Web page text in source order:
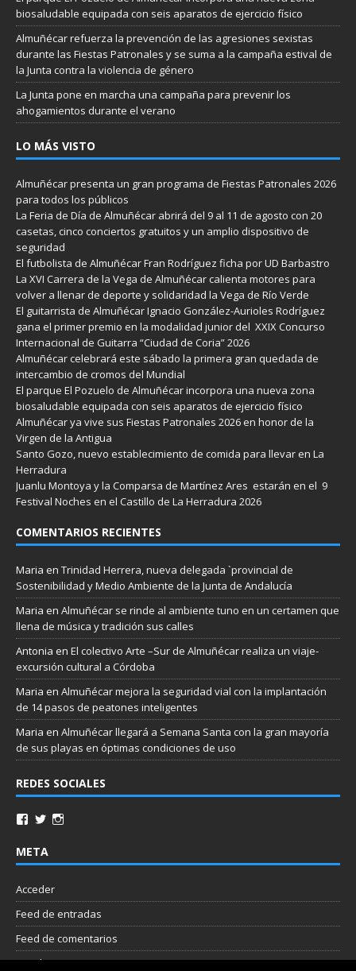
biosaludable equipada con seis aparatos de ejercicio físico
Almuñécar refuerza la prevención de las agresiones sexistas
durante las Fiestas Patronales y se suma a la campaña estival de
la Junta contra la violencia de género
La Junta pone en marcha una campaña para prevenir los
ahogamientos durante el verano
LO MÁS VISTO
Almuñécar presenta un gran programa de Fiestas Patronales 2026
para todos los públicos
La Feria de Día de Almuñécar abrirá del 9 al 11 de agosto con 20
casetas, cinco conciertos gratuitos y un amplio dispositivo de
seguridad
El futbolista de Almuñécar Fran Rodríguez ficha por UD Barbastro
La XVI Carrera de la Vega de Almuñécar calienta motores para
volver a llenar de deporte y solidaridad la Vega de Río Verde
El guitarrista de Almuñécar Ignacio González-Aurioles Rodríguez
gana el primer premio en la modalidad junior del XXIX Concurso
Internacional de Guitarra “Ciudad de Coria” 2026
Almuñécar celebrará este sábado la primera gran quedada de
intercambio de cromos del Mundial
El parque El Pozuelo de Almuñécar incorpora una nueva zona
biosaludable equipada con seis aparatos de ejercicio físico
Almuñécar ya vive sus Fiestas Patronales 2026 en honor de la
Virgen de la Antigua
Santo Gozo, nuevo establecimiento de comida para llevar en La
Herradura
Juanlu Montoya y la Comparsa de Martínez Ares estarán en el 9
Festival Noches en el Castillo de La Herradura 2026
COMENTARIOS RECIENTES
Maria en Trinidad Herrera, nueva delegada `provincial de
Sostenibilidad y Medio Ambiente de la Junta de Andalucía
Maria en Almuñécar se rinde al ambiente tuno en un certamen que
llena de música y tradición sus calles
Antonia en El colectivo Arte –Sur de Almuñécar realiza un viaje-
excursión cultural a Córdoba
Maria en Almuñécar mejora la seguridad vial con la implantación
de 14 pasos de peatones inteligentes
Maria en Almuñécar llegará a Semana Santa con la gran mayoría
de sus playas en óptimas condiciones de uso
REDES SOCIALES
META
Acceder
Feed de entradas
Feed de comentarios
WordPress.org